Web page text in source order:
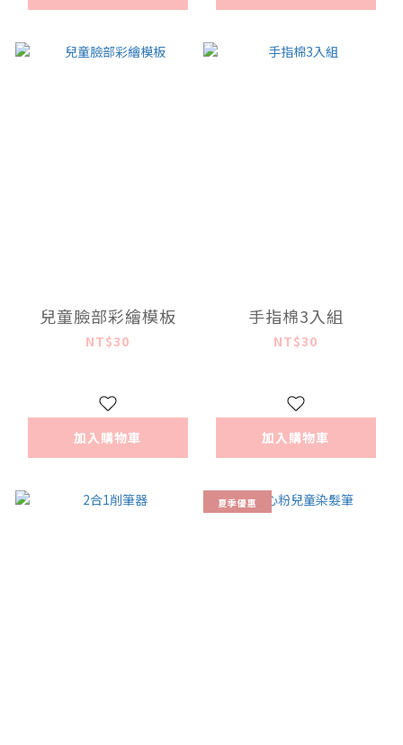
兒童臉部彩繪模板
NT$30
加入購物車
手指棉3入組
NT$30
加入購物車
夏季優惠